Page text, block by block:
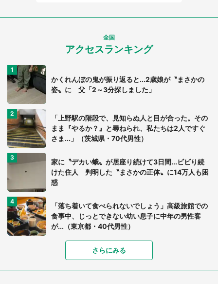
全国
アクセスランキング
かくれんぼの鬼が振り返ると...2歳娘が〝まさかの
姿〟に 父「2～3分探しました」
「上野駅の階段で、見知らぬ人と目が合った。その
まま『やるか？』と尋ねられ、私たちは2人ですぐ
さま...」（茨城県・70代男性）
家に〝デカい蛾〟が居座り続けて3日間...ビビり続
けた住人 判明した〝まさかの正体〟に14万人も困
惑
「落ち着いて食べられないでしょう」高級旅館での
食事中、じっとできない幼い息子に中年の男性客
が...（東京都・40代男性）
「富豪すぎ」1歳息子の〝店頭駄々こね〟の内容に1.
7万人驚がく 「お菓子売り場ならまだしも...」「ハ
ードル高い」
さらにみる